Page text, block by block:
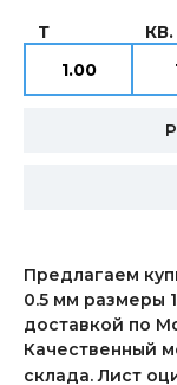
Т
Предлагаем
0.5 мм размеры
доставкой по
Качественный
склада. Лист